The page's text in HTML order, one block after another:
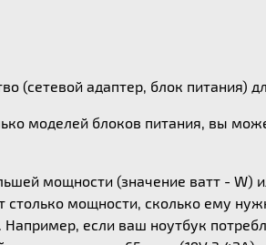
(сетевой адаптер, блок питания)
моделей блоков питания, вы
мощности (значение ватт - W)
мощности, сколько ему
если ваш ноутбук